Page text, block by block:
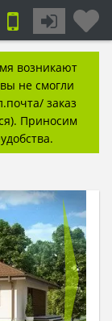
возникают
не смогли
заказ
Приносим